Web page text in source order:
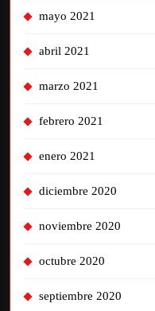
mayo 2021
abril 2021
marzo 2021
febrero 2021
enero 2021
diciembre 2020
noviembre 2020
octubre 2020
septiembre 2020